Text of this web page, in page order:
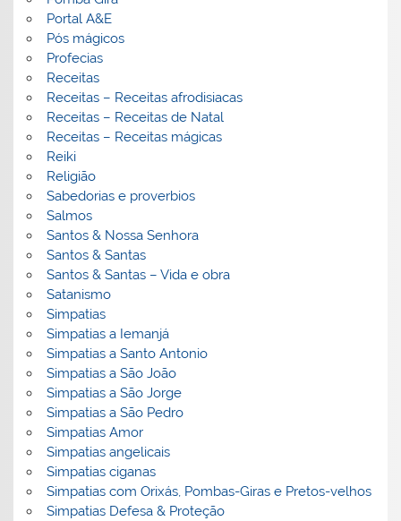
Portal A&E
Pós mágicos
Profecias
Receitas
Receitas – Receitas afrodisiacas
Receitas – Receitas de Natal
Receitas – Receitas mágicas
Reiki
Religião
Sabedorias e proverbios
Salmos
Santos & Nossa Senhora
Santos & Santas
Santos & Santas – Vida e obra
Satanismo
Simpatias
Simpatias a Iemanjá
Simpatias a Santo Antonio
Simpatias a São João
Simpatias a São Jorge
Simpatias a São Pedro
Simpatias Amor
Simpatias angelicais
Simpatias ciganas
Simpatias com Orixás, Pombas-Giras e Pretos-velhos
Simpatias Defesa & Proteção